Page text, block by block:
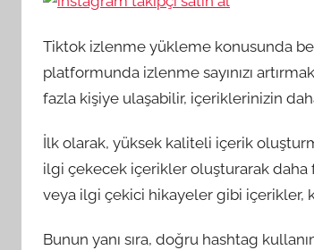
Tiktok izlenme yükleme konusunda
platformunda izlenme sayınızı
fazla kişiye ulaşabilir, içeriklerinizin
İlk olarak, yüksek kaliteli içerik
ilgi çekecek içerikler oluşturarak
veya ilgi çekici hikayeler gibi içerikler,
Bunun yanı sıra, doğru hashtag